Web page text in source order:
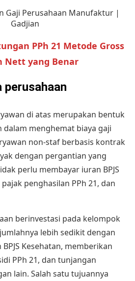
Gaji Perusahaan Manufaktur |
Gadjian
PPh 21 Metode Gross
Nett yang Benar
perusahaan
di atas merupakan bentuk
dalam menghemat biaya gaji
non-staf berbasis kontrak
dengan pergantian yang
perlu membayar iuran BPJS
pajak penghasilan PPh 21, dan
berinvestasi pada kelompok
lebih sedikit dengan
Kesehatan, memberikan
PPh 21, dan tunjangan
lain. Salah satu tujuannya